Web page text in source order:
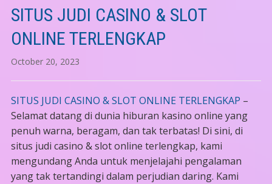
SITUS JUDI CASINO & SLOT
ONLINE TERLENGKAP
October 20, 2023
SITUS JUDI CASINO & SLOT ONLINE TERLENGKAP –
Selamat datang di dunia hiburan kasino online yang
penuh warna, beragam, dan tak terbatas! Di sini, di
situs judi casino & slot online terlengkap, kami
mengundang Anda untuk menjelajahi pengalaman
yang tak tertandingi dalam perjudian daring. Kami